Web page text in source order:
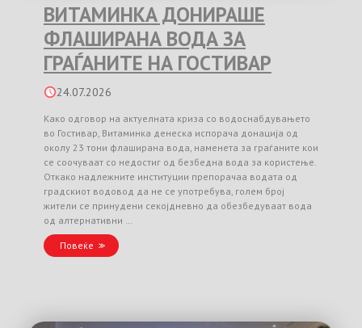
ВИТАМИНКА ДОНИРАШЕ
ФЛАШИРАНА ВОДА ЗА
ГРАЃАНИТЕ НА ГОСТИВАР
24.07.2026
Како одговор на актуелната криза со водоснабдувањето
во Гостивар, Витаминка денеска испорача донација од
околу 23 тони флаширана вода, наменета за граѓаните кои
се соочуваат со недостиг од безбедна вода за користење.
Откако надлежните институции препорачаа водата од
градскиот водовод да не се употребува, голем број
жители се принудени секојдневно да обезбедуваат вода
од алтернативни …
Повеќе